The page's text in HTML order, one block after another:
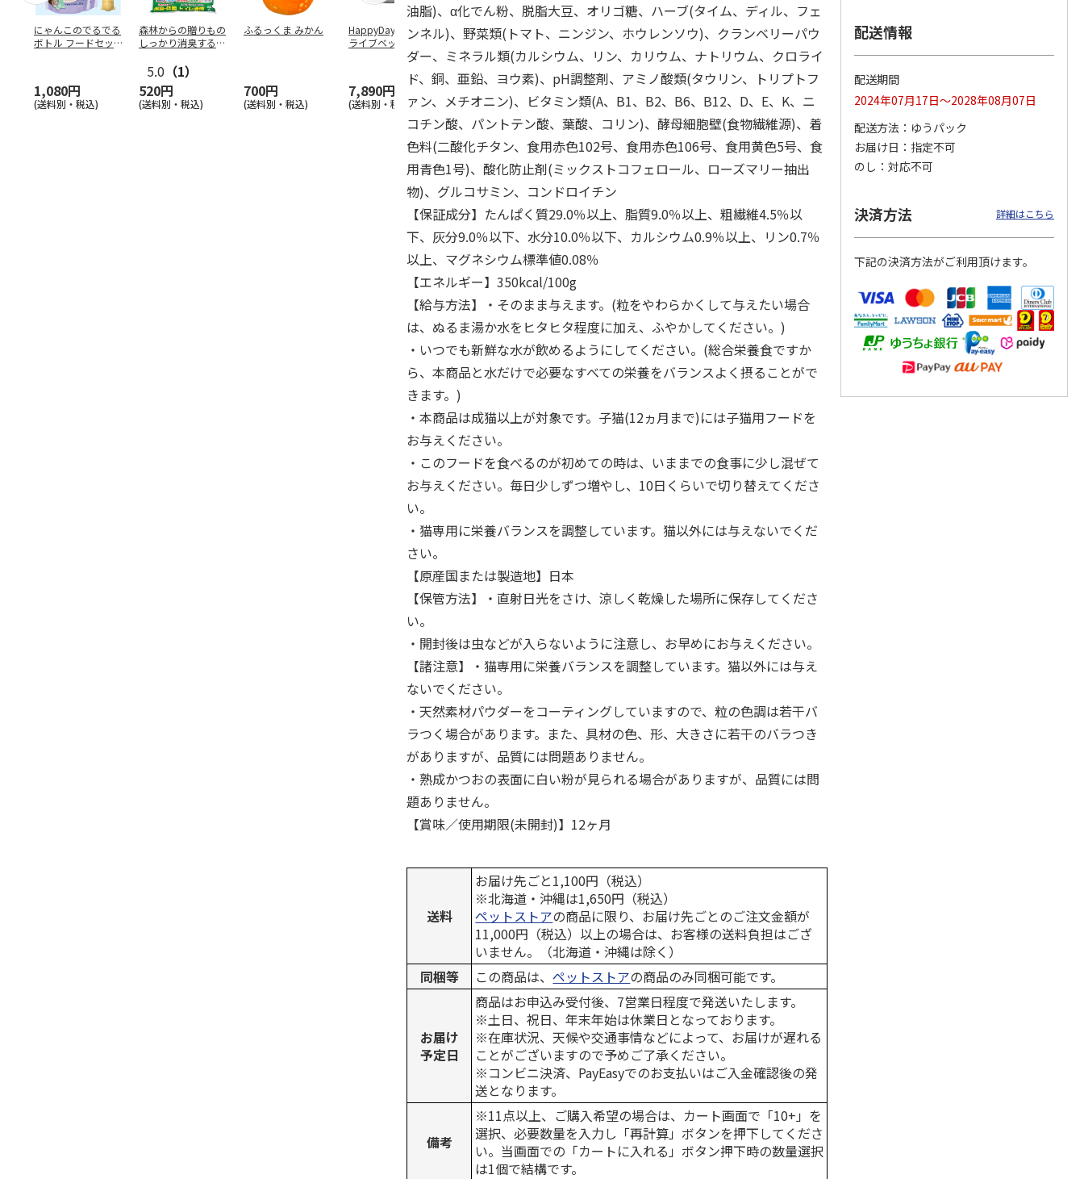
にゃんこのでるでる
ボトル フードセッ
1,080円
(送料別・税込)
森林からの贈りもの
しっかり消臭するひ
5.0 （1）
520円
(送料別・税込)
ふるっくま みかん
700円
(送料別・税込)
HappyDays 2wayド
ライブベッド グレ
7,890円
(送料別・税込)
獣医師開発 ニオイ
をとる砂専用 猫ト
イレ ナチュラルグ
1,550円
(送料別・税込)
デオトイレ 飛び散
らない消臭・抗菌サ
ンド 4L
1,320円
(送料別・税込)
無添加良品 カムカ
ムデンタルコーン
ぐるぐるボーン型 S
470円
(送料別・税込)
銀のスプーン パウ
チ 健康に育つ子ね
こ用 まぐろ・かつ
120円
(送料別・税込)
ペット線香 虹のか
なた フルーティフ
ローラルの香り
590円
(送料別・税込)
えBOX とりささ…
380円
(送料別・税込)
油脂)、α化でん粉、脱脂大豆、オリゴ糖、ハーブ(タイム、ディル、フェ
ンネル)、野菜類(トマト、ニンジン、ホウレンソウ)、クランベリーパウ
ダー、ミネラル類(カルシウム、リン、カリウム、ナトリウム、クロライ
ド、銅、亜鉛、ヨウ素)、pH調整剤、アミノ酸類(タウリン、トリプトフ
ァン、メチオニン)、ビタミン類(A、B1、B2、B6、B12、D、E、K、ニ
コチン酸、パントテン酸、葉酸、コリン)、酵母細胞壁(食物繊維源)、着
色料(二酸化チタン、食用赤色102号、食用赤色106号、食用黄色5号、食
用青色1号)、酸化防止剤(ミックストコフェロール、ローズマリー抽出
物)、グルコサミン、コンドロイチン
【保証成分】たんぱく質29.0％以上、脂質9.0％以上、粗繊維4.5％以
下、灰分9.0％以下、水分10.0％以下、カルシウム0.9％以上、リン0.7％
以上、マグネシウム標準値0.08％
【エネルギー】350kcal/100g
【給与方法】・そのまま与えます。(粒をやわらかくして与えたい場合
は、ぬるま湯か水をヒタヒタ程度に加え、ふやかしてください。)
・いつでも新鮮な水が飲めるようにしてください。(総合栄養食ですか
ら、本商品と水だけで必要なすべての栄養をバランスよく摂ることがで
きます。)
・本商品は成猫以上が対象です。子猫(12ヵ月まで)には子猫用フードを
お与えください。
・このフードを食べるのが初めての時は、いままでの食事に少し混ぜて
お与えください。毎日少しずつ増やし、10日くらいで切り替えてくださ
い。
・猫専用に栄養バランスを調整しています。猫以外には与えないでくだ
さい。
【原産国または製造地】日本
【保管方法】・直射日光をさけ、涼しく乾燥した場所に保存してくださ
い。
・開封後は虫などが入らないように注意し、お早めにお与えください。
【諸注意】・猫専用に栄養バランスを調整しています。猫以外には与え
ないでください。
・天然素材パウダーをコーティングしていますので、粒の色調は若干バ
ラつく場合があります。また、具材の色、形、大きさに若干のバラつき
がありますが、品質には問題ありません。
・熟成かつおの表面に白い粉が見られる場合がありますが、品質には問
題ありません。
【賞味／使用期限(未開封)】12ヶ月
送料
お届け先ごと1,100円（税込）
※北海道・沖縄は1,650円（税込）
ペットストアの商品に限り、お届け先ごとのご注文金額が
11,000円（税込）以上の場合は、お客様の送料負担はござ
いません。（北海道・沖縄は除く）
同梱等
この商品は、ペットストアの商品のみ同梱可能です。
お届け
予定日
商品はお申込み受付後、7営業日程度で発送いたします。
※土日、祝日、年末年始は休業日となっております。
※在庫状況、天候や交通事情などによって、お届けが遅れる
ことがございますので予めご了承ください。
※コンビニ決済、PayEasyでのお支払いはご入金確認後の発
送となります。
備考
※11点以上、ご購入希望の場合は、カート画面で「10+」を
選択、必要数量を入力し「再計算」ボタンを押下してくださ
い。当画面での「カートに入れる」ボタン押下時の数量選択
は1個で結構です。
配送情報
配送期間
2024年07月17日～2028年08月07日
配送方法
ゆうパック
お届け日
指定不可
のし
対応不可
決済方法 詳細はこちら
下記の決済方法がご利用頂けます。